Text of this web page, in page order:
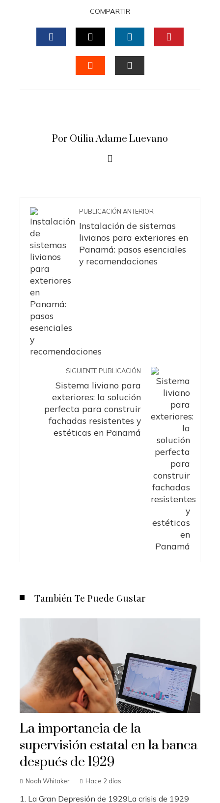
COMPARTIR
FACEBOOKTWITTERLINKEDIN
Por Otilia Adame Luevano
PUBLICACIÓN ANTERIOR
Instalación de sistemas
livianos para exteriores en
Panamá: pasos esenciales
y recomendaciones
SIGUIENTE PUBLICACIÓN
Sistema liviano para
exteriores: la solución
perfecta para construir
fachadas resistentes y
estéticas en Panamá
También Te Puede Gustar
La importancia de la
supervisión estatal en la banca
después de 1929
Noah Whitaker Hace 2 días
1. La Gran Depresión de 1929La crisis de 1929